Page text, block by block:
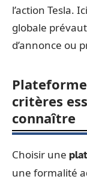
l’action Tesla.
globale
d’annonce ou
critères
connaître
Choisir une
une formalité